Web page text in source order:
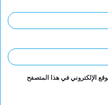
الإلكتروني في هذا المتصفح